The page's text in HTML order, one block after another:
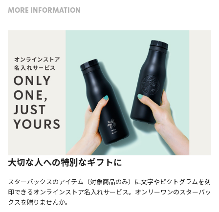
MORE INFORMATION
大切な人への特別なギフトに
スターバックスのアイテム（対象商品のみ）に文字やピクトグラムを刻
印できるオンラインストア名入れサービス。オンリーワンのスターバッ
クスを贈りませんか。